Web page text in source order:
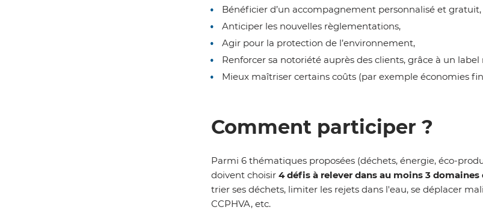
Bénéficier d’un accompagnement personnalisé et
Anticiper les nouvelles règlementations,
Agir pour la protection de l’environnement,
Renforcer sa notoriété auprès des clients, grâce à un
Mieux maîtriser certains coûts (par exemple économies
Comment participer ?
Parmi 6 thématiques proposées (déchets, énergie, éco-
doivent choisir 4 défis à relever dans au moins 3
trier ses déchets, limiter les rejets dans l'eau, se déplacer
CCPHVA, etc.